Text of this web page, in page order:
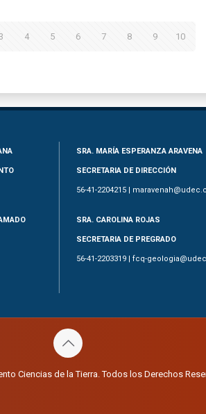
4 5 6 7 8 9 10
SRA. MARÍA ESPERANZA ARAVENA
SECRETARIA DE DIRECCIÓN
56-41-2204215 |
SRA. CAROLINA ROJAS
SECRETARIA DE PREGRADO
56-41-2203319 | fcq-
Ciencias de la Tierra. Todos los Derechos